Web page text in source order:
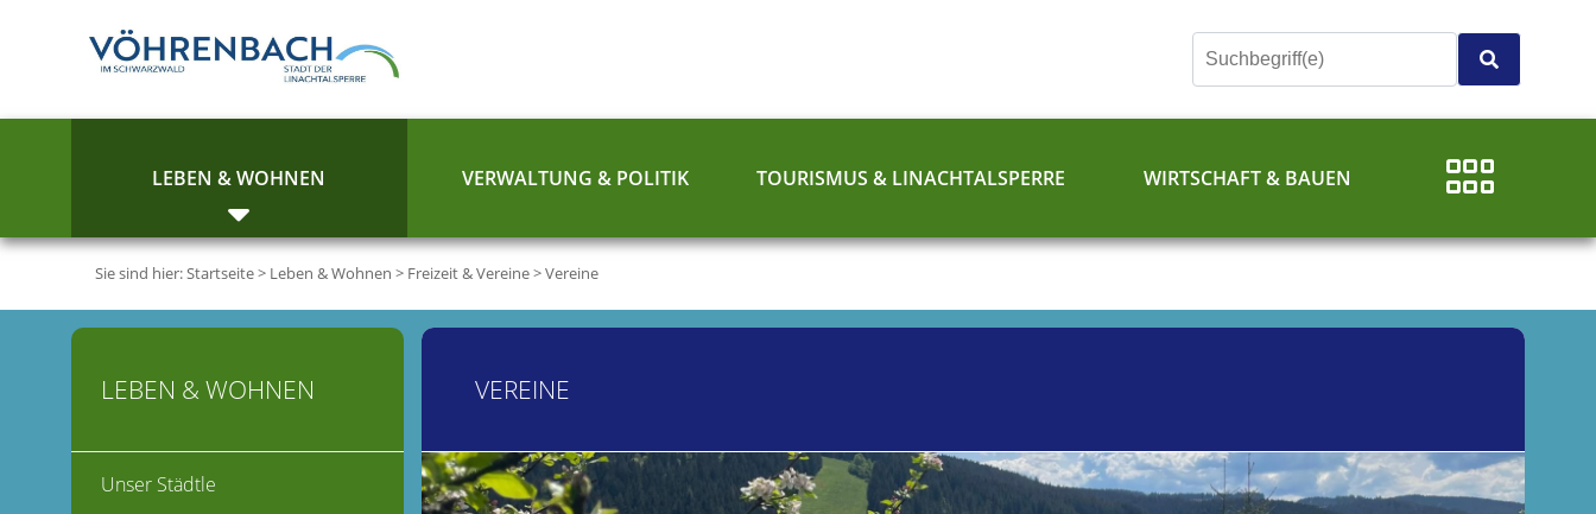
LEBEN & WOHNEN VERWALTUNG & POLITIK TOURISMUS & LINACHTALSPERRE WIRTSCHAFT & BAUEN
Sie sind hier:Startseite> Leben & Wohnen > Freizeit & Vereine>Vereine
VEREINE
LEBEN & WOHNEN
Unser Städtle